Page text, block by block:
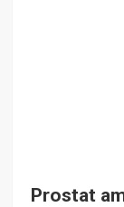
Prostat